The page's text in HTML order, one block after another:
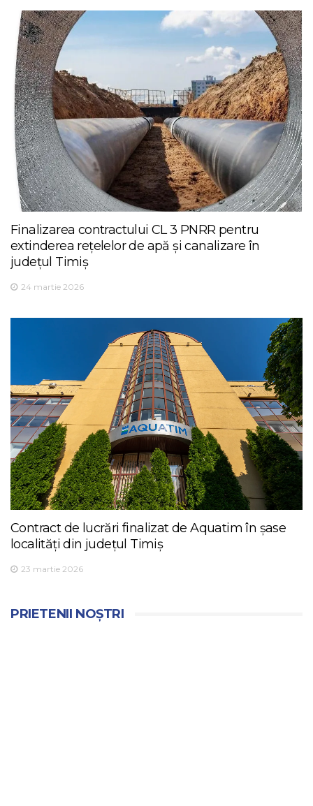
Finalizarea contractului CL 3 PNRR pentru
extinderea rețelelor de apă și canalizare în
județul Timiș
24 martie 2026
Contract de lucrări finalizat de Aquatim în șase
localități din județul Timiș
23 martie 2026
PRIETENII NOȘTRI